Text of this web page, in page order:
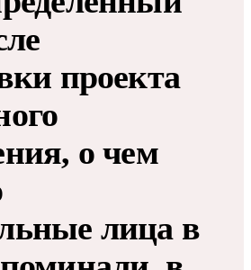
проекта
о чем
лица в